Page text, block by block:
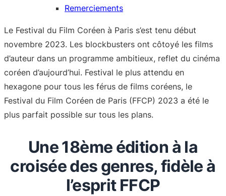
Remerciements
Le Festival du Film Coréen à Paris s’est tenu début
novembre 2023. Les blockbusters ont côtoyé les films
d’auteur dans un programme ambitieux, reflet du cinéma
coréen d’aujourd’hui. Festival le plus attendu en
hexagone pour tous les férus de films coréens, le
Festival du Film Coréen de Paris (FFCP) 2023 a été le
plus parfait possible sur tous les plans.
Une 18ème édition à la
croisée des genres, fidèle à
l’esprit FFCP